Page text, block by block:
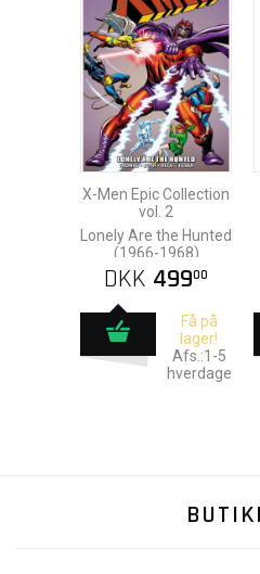
X-Men Epic Collection
vol. 2
Lonely Are the Hunted
(1966-1968)
DKK 49900
Få på
lager!
Afs.:1-5
hverdage